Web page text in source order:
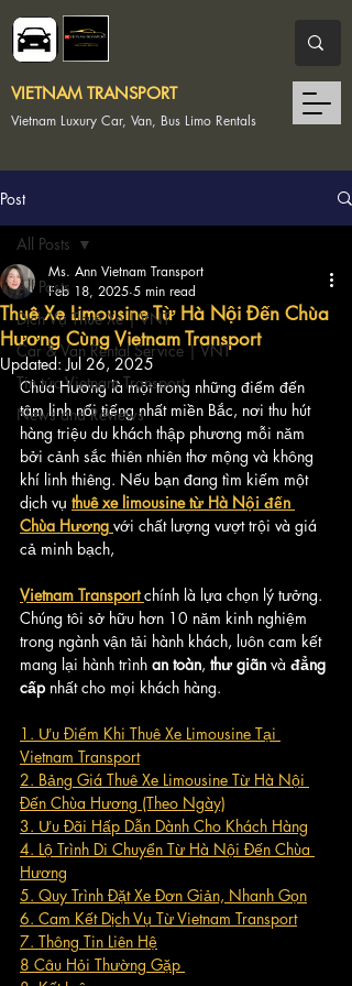
Vietnam Luxury Car, Van, Bus Limo Rentals
VIETNAM TRANSPORT
Post
All Posts
Dịch Vụ Thuê Xe | VNT
Car & Van Rental Service | VNT
Tin tức Vietnam Transport
News and Reviews
All Posts
Thuê Xe Limousine Từ Hà Nội Đến Chùa
Hương Cùng Vietnam Transport
Ms. Ann Vietnam Transport
Feb 18, 2025 5 min read
Updated:Jul 26, 2025
Chùa Hương là một trong những điểm đến
tâm linh nổi tiếng nhất miền Bắc, nơi thu hút
hàng triệu du khách thập phương mỗi năm
bởi cảnh sắc thiên nhiên thơ mộng và không
khí linh thiêng. Nếu bạn đang tìm kiếm một
dịch vụ thuê xe limousine từ Hà Nội đến
Chùa Hương với chất lượng vượt trội và giá
cả minh bạch,
Vietnam Transport chính là lựa chọn lý tưởng.
Chúng tôi sở hữu hơn 10 năm kinh nghiệm
trong ngành vận tải hành khách, luôn cam kết
mang lại hành trình an toàn, thư giãn và đẳng
cấp nhất cho mọi khách hàng.
1. Ưu Điểm Khi Thuê Xe Limousine Tại
Vietnam Transport
2. Bảng Giá Thuê Xe Limousine Từ Hà Nội
Đến Chùa Hương (Theo Ngày)
3. Ưu Đãi Hấp Dẫn Dành Cho Khách Hàng
4. Lộ Trình Di Chuyển Từ Hà Nội Đến Chùa
Hương
5. Quy Trình Đặt Xe Đơn Giản, Nhanh Gọn
6. Cam Kết Dịch Vụ Từ Vietnam Transport
7. Thông Tin Liên Hệ
8 Câu Hỏi Thường Gặp